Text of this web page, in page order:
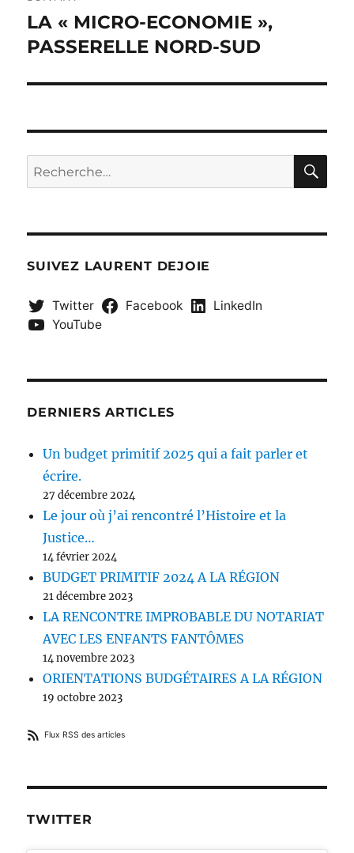
Publication
suivante :
LA « MICRO-ECONOMIE »,
PASSERELLE NORD-SUD
Recherche
pour :
SUIVEZ LAURENT DEJOIE
Twitter Facebook
LinkedIn
YouTube
DERNIERS ARTICLES
Un budget primitif 2025 qui a fait parler et
écrire.
27 décembre 2024
Le jour où j’ai rencontré l’Histoire et la
Justice…
14 février 2024
BUDGET PRIMITIF 2024 A LA RÉGION
21 décembre 2023
LA RENCONTRE IMPROBABLE DU NOTARIAT
AVEC LES ENFANTS FANTÔMES
14 novembre 2023
ORIENTATIONS BUDGÉTAIRES A LA RÉGION
19 octobre 2023
Flux RSS des articles
TWITTER